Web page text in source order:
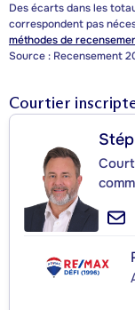
Des écarts dans les
correspondent pas
méthodes de
Source : Recensement
Courtier